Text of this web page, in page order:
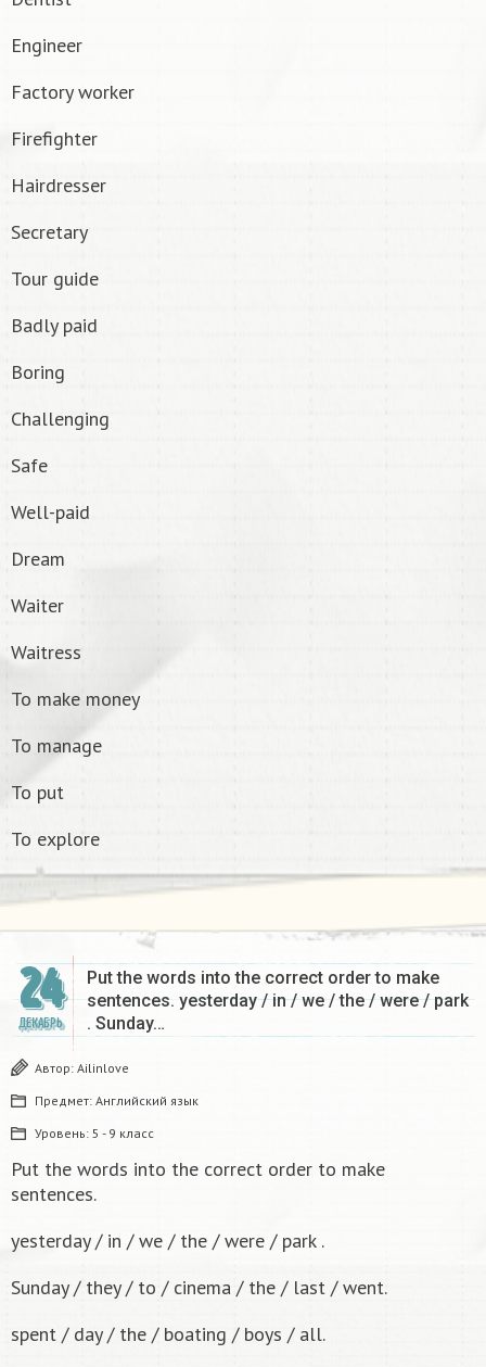
Engineer
Factory worker
Firefighter
Hairdresser
Secretary
Tour guide
Badly paid
Boring
Challenging
Safe
Well-paid
Dream
Waiter
Waitress
To make money
To manage
To put
To explore
24
ДЕКАБРЬ
Put the words into the correct order to make
sentences. yesterday / in / we / the / were / park
. Sunday…
Автор: Ailinlove
Предмет: Английский язык
Уровень: 5 - 9 класс
Put the words into the correct order to make
sentences.
yesterday / in / we / the / were / park .
Sunday / they / to / cinema / the / last / went.
spent / day / the / boating / boys / all.